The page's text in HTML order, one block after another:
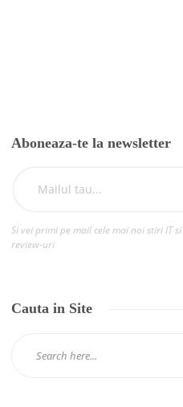
Aboneaza-te la newsletter
Si vei primi pe mail cele mai noi stiri IT
review-uri
Cauta in Site